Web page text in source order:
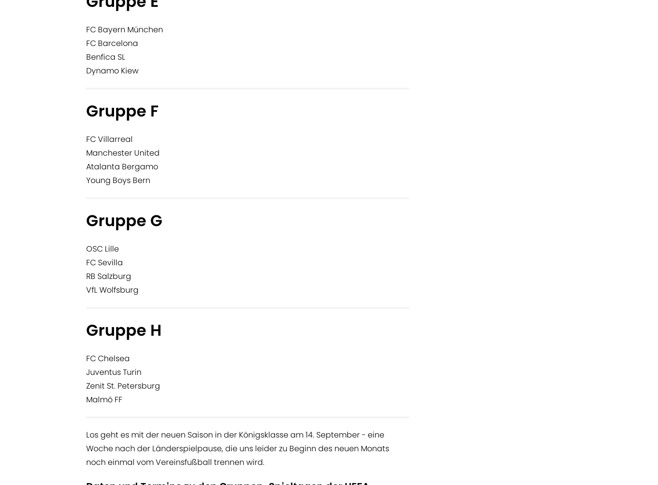
FC Bayern München
FC Barcelona
Benfica SL
Dynamo Kiew
Gruppe F
FC Villarreal
Manchester United
Atalanta Bergamo
Young Boys Bern
Gruppe G
OSC Lille
FC Sevilla
RB Salzburg
VfL Wolfsburg
Gruppe H
FC Chelsea
Juventus Turin
Zenit St. Petersburg
Malmö FF
Los geht es mit der neuen Saison in der Königsklasse am 14. September - eine
Woche nach der Länderspielpause, die uns leider zu Beginn des neuen Monats
noch einmal vom Vereinsfußball trennen wird.